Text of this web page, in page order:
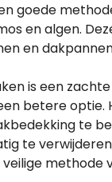
goede
en algen.
en
is een
betere optie.
te
te
methode